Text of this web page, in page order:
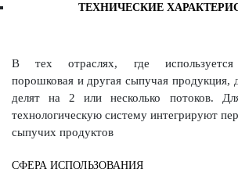
ТЕХНИЧЕСКИЕ
В тех отраслях, где используется
порошковая и другая сыпучая продукция,
делят на 2 или несколько потоков.
технологическую систему интегрируют
сыпучих продуктов
СФЕРА ИСПОЛЬЗОВАНИЯ